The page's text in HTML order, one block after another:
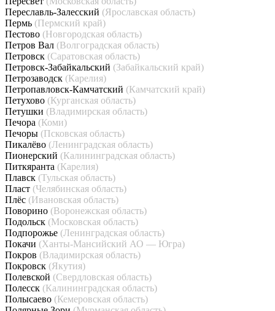
Переславль-Залесский (Ярославская область)
Пермь (Пермский край)
Пестово (Новгородская область)
Петров Вал (Волгоградская область)
Петровск (Саратовская область)
Петровск-Забайкальский (Забайкальский край)
Петрозаводск (Карелия)
Петропавловск-Камчатский (Камчатский край)
Петухово (Курганская область)
Петушки (Владимирская область)
Печора (Коми)
Печоры (Псковская область)
Пикалёво (Ленинградская область)
Пионерский (Калининградская область)
Питкяранта (Карелия)
Плавск (Тульская область)
Пласт (Челябинская область)
Плёс (Ивановская область)
Поворино (Воронежская область)
Подольск (Московская область)
Подпорожье (Ленинградская область)
Покачи (Ханты-Мансийский АО — Югра)
Покров (Владимирская область)
Покровск (Якутия)
Полевской (Свердловская область)
Полесск (Калининградская область)
Полысаево (Кемеровская область)